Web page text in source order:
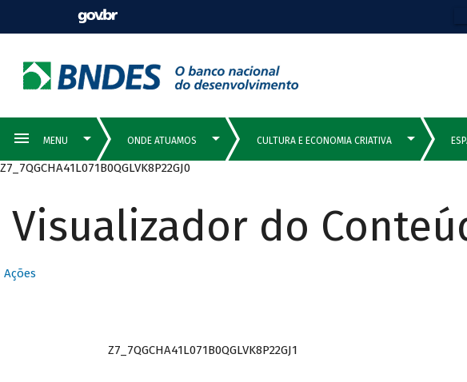
Z7_7QGCHA41L071B0QGLVK8P22GJ0
Visualizador do
Ações
Z7_7QGCHA41L071B0QGLVK8P22GJ1